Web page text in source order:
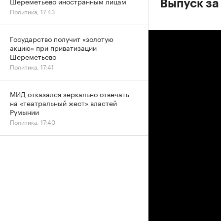
Выпуск
Политика, 17:43
Государство получит «золотую
акцию» при приватизации
Шереметьево
Политика, 17:41
МИД отказался зеркально отвечать
на «театральный жест» властей
Румынии
Политика, 17:40